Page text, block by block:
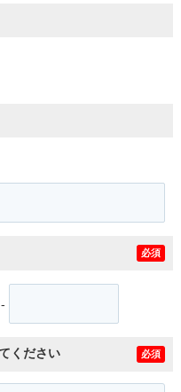
必須
-
ください 必須